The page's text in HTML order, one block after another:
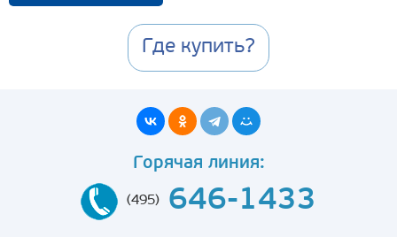
Где купить?
Горячая линия:
(495) 646-1433